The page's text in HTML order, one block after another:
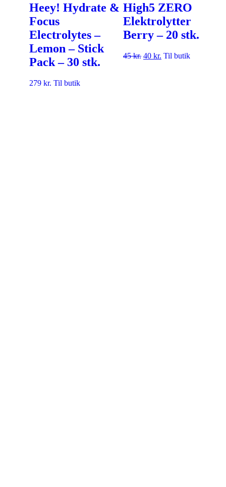
Heey! Hydrate &
Focus
Electrolytes –
Lemon – Stick
Pack – 30 stk.
279 kr. Til butik
High5 ZERO
Elektrolytter
Berry – 20 stk.
45kr. 40 kr. Til butik